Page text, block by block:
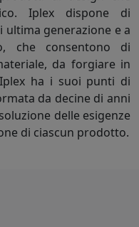
Iplex dispone di
ultima generazione e a
che consentono di
da forgiare in
ha i suoi punti di
da decine di anni
delle esigenze
di ciascun prodotto.